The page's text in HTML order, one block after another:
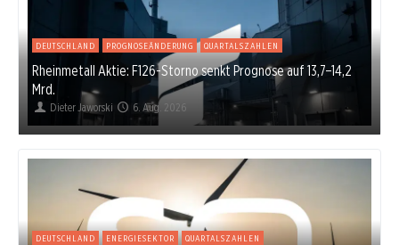
DEUTSCHLAND PROGNOSEÄNDERUNG QUARTALSZAHLEN
Rheinmetall Aktie: F126-Storno senkt Prognose auf 13,7–14,2
Mrd.
Dieter Jaworski 6. Aug. 2026
DEUTSCHLAND ENERGIESEKTOR QUARTALSZAHLEN